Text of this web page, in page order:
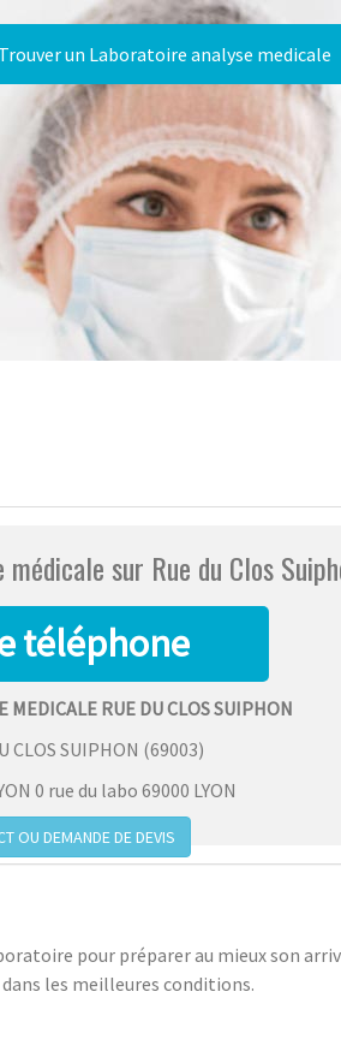
Trouver un Laboratoire analyse medicale
sur Rue du Clos
MEDICALE RUE DU CLOS SUIPHON
CLOS SUIPHON (69003)
0 rue du labo 69000 LYON
OU DEMANDE DE DEVIS
pour préparer au mieux son
les meilleures conditions.